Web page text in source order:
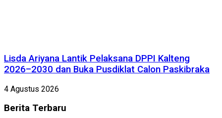
Lisda Ariyana Lantik Pelaksana DPPI Kalteng
2026–2030 dan Buka Pusdiklat Calon Paskibraka
4 Agustus 2026
Berita Terbaru